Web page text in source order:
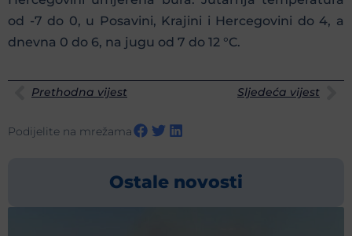
od -7 do 0, u Posavini, Krajini i Hercegovini do 4, a
dnevna 0 do 6, na jugu od 7 do 12 °C.
Prethodna vijest Sljedeća vijest
Podijelite na mrežama
Ostale novosti